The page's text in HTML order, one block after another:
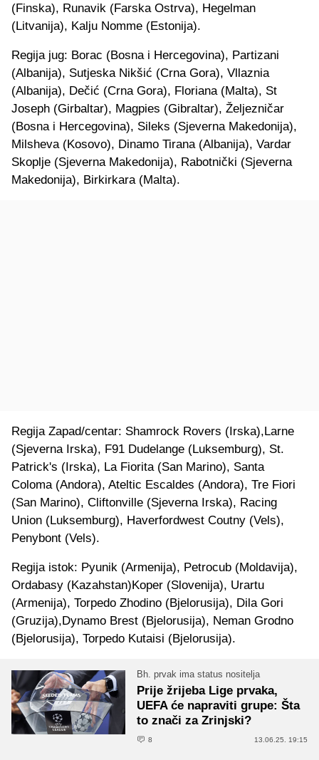
(Finska), Runavik (Farska Ostrva), Hegelman
(Litvanija), Kalju Nomme (Estonija).
Regija jug: Borac (Bosna i Hercegovina), Partizani
(Albanija), Sutjeska Nikšić (Crna Gora), Vllaznia
(Albanija), Dečić (Crna Gora), Floriana (Malta), St
Joseph (Girbaltar), Magpies (Gibraltar), Željezničar
(Bosna i Hercegovina), Sileks (Sjeverna Makedonija),
Milsheva (Kosovo), Dinamo Tirana (Albanija), Vardar
Skoplje (Sjeverna Makedonija), Rabotnički (Sjeverna
Makedonija), Birkirkara (Malta).
Regija Zapad/centar: Shamrock Rovers (Irska),Larne
(Sjeverna Irska), F91 Dudelange (Luksemburg), St.
Patrick's (Irska), La Fiorita (San Marino), Santa
Coloma (Andora), Ateltic Escaldes (Andora), Tre Fiori
(San Marino), Cliftonville (Sjeverna Irska), Racing
Union (Luksemburg), Haverfordwest Coutny (Vels),
Penybont (Vels).
Regija istok: Pyunik (Armenija), Petrocub (Moldavija),
Ordabasy (Kazahstan)Koper (Slovenija), Urartu
(Armenija), Torpedo Zhodino (Bjelorusija), Dila Gori
(Gruzija),Dynamo Brest (Bjelorusija), Neman Grodno
(Bjelorusija), Torpedo Kutaisi (Bjelorusija).
Bh. prvak ima status nositelja
Prije žrijeba Lige prvaka,
UEFA će napraviti grupe: Šta
to znači za Zrinjski?
8 13.06.25. 19:15